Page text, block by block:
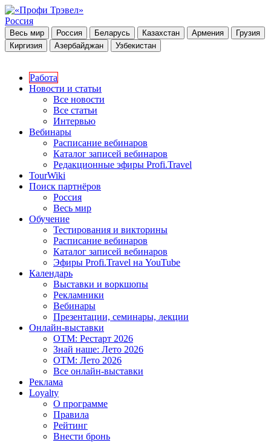
Россия
Весь мир Россия Беларусь Казахстан Армения
Грузия
Киргизия
Азербайджан Узбекистан
Работа
Новости и статьи
Все новости
Все статьи
Интервью
Вебинары
Расписание вебинаров
Каталог записей вебинаров
Редакционные эфиры Profi.Travel
TourWiki
Поиск партнёров
Россия
Весь мир
Обучение
Тестирования и викторины
Расписание вебинаров
Каталог записей вебинаров
Эфиры Profi.Travel на YouTube
Календарь
Выставки и воркшопы
Рекламники
Вебинары
Презентации, семинары, лекции
Онлайн-выставки
OTM: Рестарт 2026
Знай наше: Лето 2026
OTM: Лето 2026
Все онлайн-выставки
Реклама
Loyalty
О программе
Правила
Рейтинг
Внести бронь